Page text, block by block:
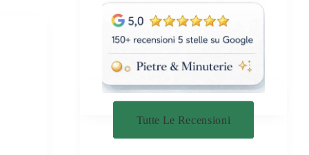
Tutte Le Recensioni